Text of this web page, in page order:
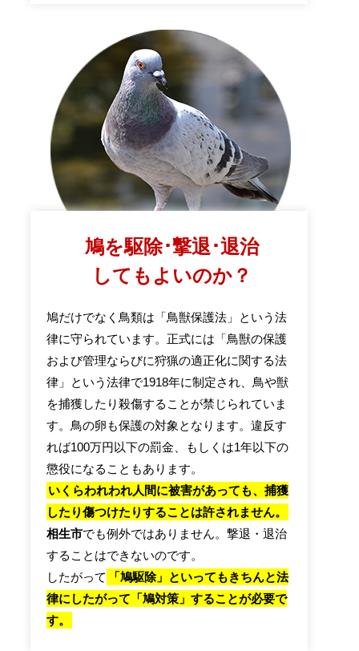
鳩を駆除･撃退･退治
してもよいのか？
鳩だけでなく鳥類は「鳥獣保護法」という法
律に守られています。正式には「鳥獣の保護
および管理ならびに狩猟の適正化に関する法
律」という法律で1918年に制定され、鳥や獣
を捕獲したり殺傷することが禁じられていま
す。鳥の卵も保護の対象となります。違反す
れば100万円以下の罰金、もしくは1年以下の
懲役になることもあります。
いくらわれわれ人間に被害があっても、捕獲
したり傷つけたりすることは許されません。
相生市でも例外ではありません。撃退・退治
することはできないのです。
したがって
「鳩駆除」といってもきちんと法
律にしたがって「鳩対策」することが必要で
す。